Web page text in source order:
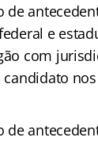
de
e
com
de